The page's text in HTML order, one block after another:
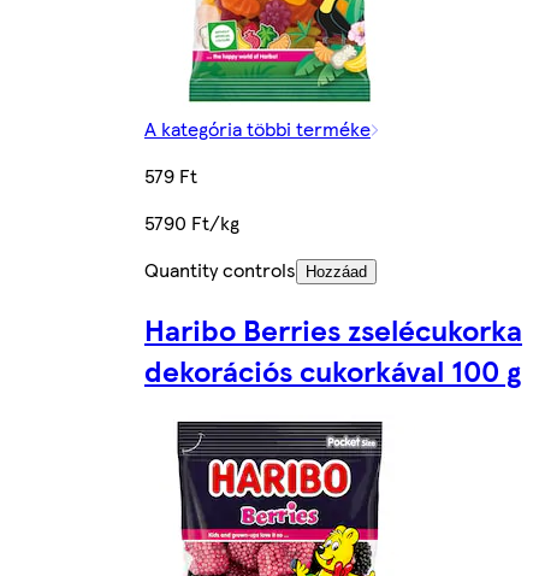
A kategória többi terméke
579 Ft
5790 Ft/kg
Quantity controls
Hozzáad
Haribo Berries zselécukorka
dekorációs cukorkával 100 g